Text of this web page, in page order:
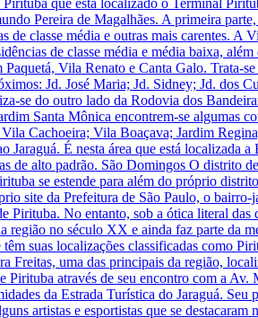
que está localizado o Terminal
Pereira de Magalhães. A primeira
classe média e outras mais carentes.
de classe média e média baixa,
Vila Renato e Canta Galo. Trata-
Jd. José Maria; Jd. Sidney; Jd. dos
se do outro lado da Rodovia dos
Santa Mônica encontrem-se algumas
Cachoeira; Vila Boaçava; Jardim
É nesta área que está
de alto padrão. São Domingos O distrito
se estende para além do próprio
site da Prefeitura de São Paulo, o
Pirituba. No entanto, sob a ótica literal
região no século XX e ainda faz parte da
suas localizações classificadas como
uma das principais da região,
através de seu encontro com a
da Estrada Turística do Jaraguá.
artistas e esportistas que se